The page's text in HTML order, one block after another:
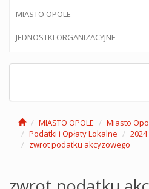
MIASTO OPOLE
JEDNOSTKI ORGANIZACYJNE
MIASTO OPOLE
Miasto
Podatki i Opłaty Lokalne
2024
zwrot podatku akcyzowego